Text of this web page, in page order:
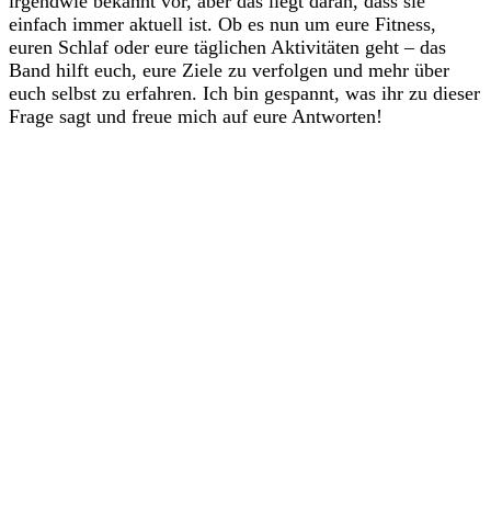
einfach immer aktuell ist. Ob es nun um eure Fitness,
euren Schlaf oder eure täglichen Aktivitäten geht – das
Band hilft euch, eure Ziele zu verfolgen und mehr über
euch selbst zu erfahren. Ich bin gespannt, was ihr zu dieser
Frage sagt und freue mich auf eure Antworten!